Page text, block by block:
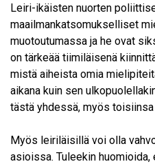
Leiri-ikäisten nuorten
maailmankatsomukselliset
muotoutumassa ja he ovat
on tärkeää tiimiläisenä
mistä aiheista omia
aikana kuin sen
tästä yhdessä, myös
Myös leiriläisillä voi olla
asioissa. Tuleekin huomioida,